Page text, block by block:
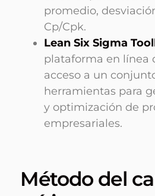
promedio,
Cp/Cpk.
Lean Six Sigma
plataforma en línea
acceso a un
herramientas para
y optimización de
empresariales.
Método del